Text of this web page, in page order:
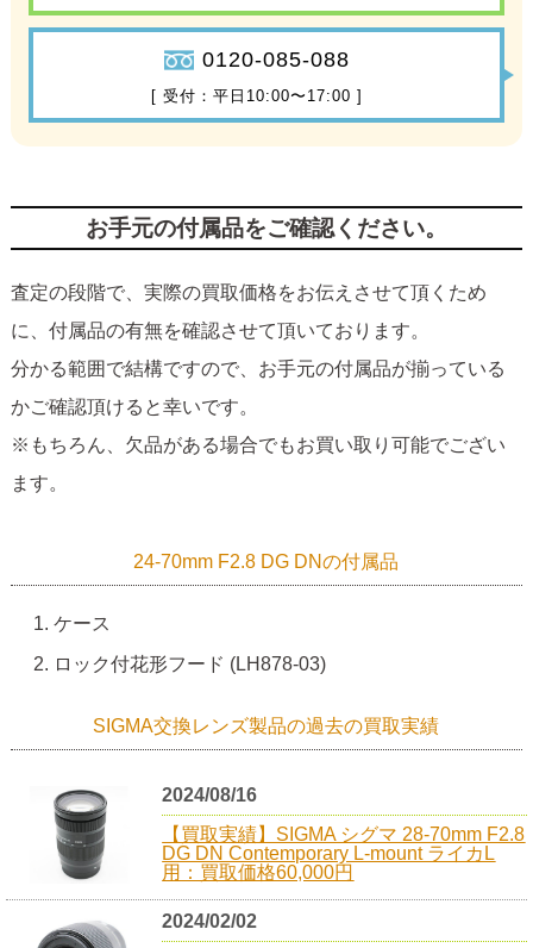
0120-085-088
[ 受付：平日10:00〜17:00 ]
お手元の付属品をご確認ください。
査定の段階で、実際の買取価格をお伝えさせて頂くため
に、付属品の有無を確認させて頂いております。
分かる範囲で結構ですので、お手元の付属品が揃っている
かご確認頂けると幸いです。
※もちろん、欠品がある場合でもお買い取り可能でござい
ます。
24-70mm F2.8 DG DNの付属品
ケース
ロック付花形フード (LH878-03)
SIGMA交換レンズ製品の過去の買取実績
2024/08/16
【買取実績】SIGMA シグマ 28-70mm F2.8
DG DN Contemporary L-mount ライカL
用：買取価格60,000円
2024/02/02